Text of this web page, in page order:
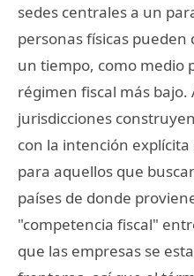
sedes centrales a un
personas físicas
un tiempo, como medio
régimen fiscal más bajo.
jurisdicciones
con la intención
para aquellos que
países de donde
"competencia fiscal"
que las empresas se